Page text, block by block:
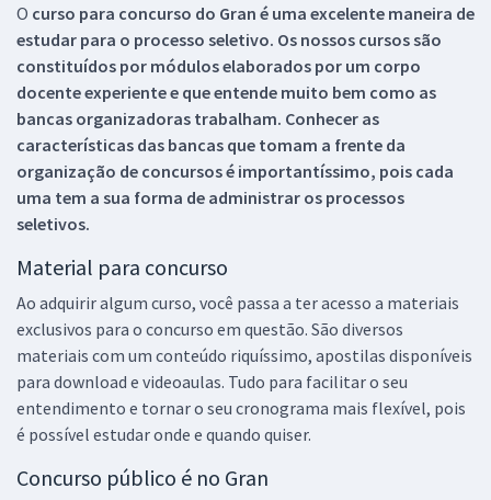
O curso para concurso do Gran é uma excelente maneira de
estudar para o processo seletivo. Os nossos cursos são
constituídos por módulos elaborados por um corpo
docente experiente e que entende muito bem como as
bancas organizadoras trabalham. Conhecer as
características das bancas que tomam a frente da
organização de concursos é importantíssimo, pois cada
uma tem a sua forma de administrar os processos
seletivos.
Material para concurso
Ao adquirir algum curso, você passa a ter acesso a materiais
exclusivos para o concurso em questão. São diversos
materiais com um conteúdo riquíssimo, apostilas disponíveis
para download e videoaulas. Tudo para facilitar o seu
entendimento e tornar o seu cronograma mais flexível, pois
é possível estudar onde e quando quiser.
Concurso público é no Gran